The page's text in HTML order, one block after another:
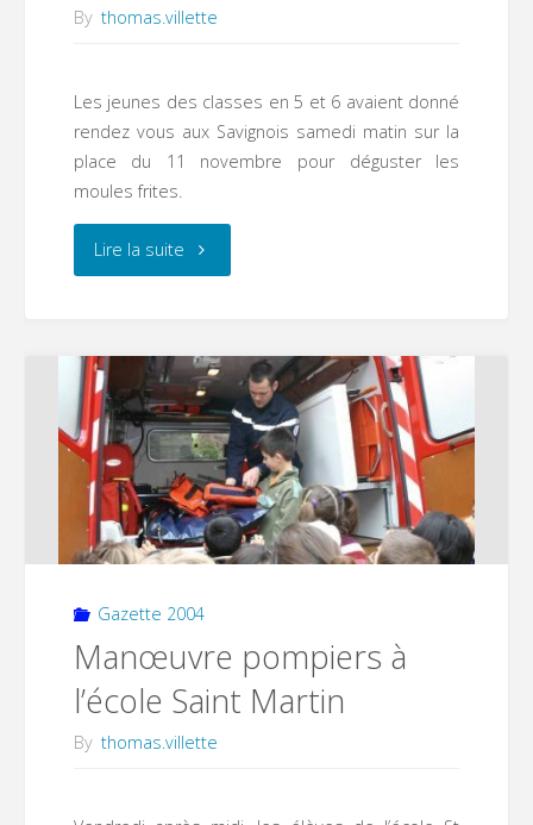
By thomas.villette
Les jeunes des classes en 5 et 6 avaient donné
rendez vous aux Savignois samedi matin sur la
place du 11 novembre pour déguster les
moules frites.
Lire la suite"Opération
des
jeunes"
Gazette 2004
Manœuvre pompiers à
l’école Saint Martin
By thomas.villette